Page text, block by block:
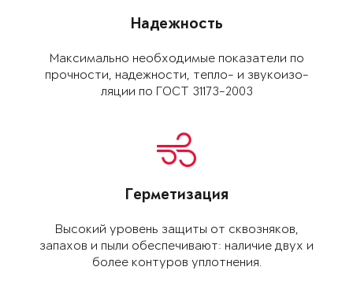
Надежность
Максимально необхо­димые показатели по
прочности, надежно­сти, тепло- и звукоизо­
ляции по ГОСТ 31173-2003
Герметизация
Высокий уровень защиты от сквозняков,
запахов и пыли обеспе­чивают: наличие двух и
более контуров уплот­нения.